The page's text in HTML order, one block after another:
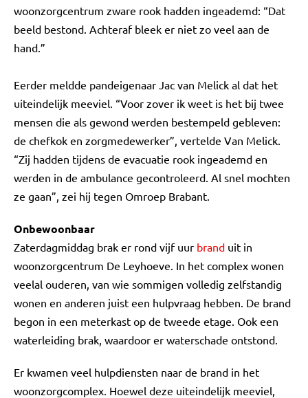
woonzorgcentrum zware rook hadden ingeademd: “Dat
beeld bestond. Achteraf bleek er niet zo veel aan de
hand.”
Eerder meldde pandeigenaar Jac van Melick al dat het
uiteindelijk meeviel. “Voor zover ik weet is het bij twee
mensen die als gewond werden bestempeld gebleven:
de chefkok en zorgmedewerker”, vertelde Van Melick.
“Zij hadden tijdens de evacuatie rook ingeademd en
werden in de ambulance gecontroleerd. Al snel mochten
ze gaan”, zei hij tegen Omroep Brabant.
Onbewoonbaar
Zaterdagmiddag brak er rond vijf uur brand uit in
woonzorgcentrum De Leyhoeve. In het complex wonen
veelal ouderen, van wie sommigen volledig zelfstandig
wonen en anderen juist een hulpvraag hebben. De brand
begon in een meterkast op de tweede etage. Ook een
waterleiding brak, waardoor er waterschade ontstond.
Er kwamen veel hulpdiensten naar de brand in het
woonzorgcomplex. Hoewel deze uiteindelijk meeviel,